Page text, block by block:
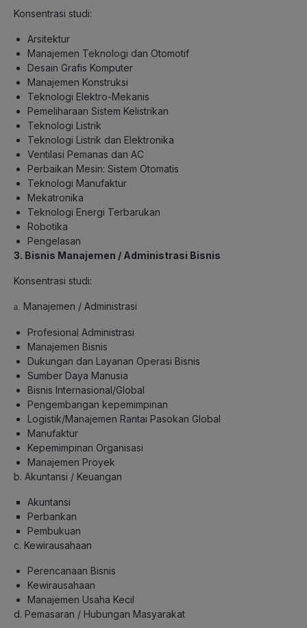
Konsentrasi studi:
Arsitektur
Manajemen Teknologi dan Otomotif
Desain Grafis Komputer
Manajemen Konstruksi
Teknologi Elektro-Mekanis
Pemeliharaan Sistem Kelistrikan
Teknologi Listrik
Teknologi Listrik dan Elektronika
Ventilasi Pemanas dan AC
Perbaikan Mesin: Sistem Otomatis
Teknologi Manufaktur
Mekatronika
Teknologi Energi Terbarukan
Robotika
Pengelasan
3. Bisnis Manajemen / Administrasi Bisnis
Konsentrasi studi:
a. Manajemen / Administrasi
Profesional Administrasi
Manajemen Bisnis
Dukungan dan Layanan Operasi Bisnis
Sumber Daya Manusia
Bisnis Internasional/Global
Pengembangan kepemimpinan
Logistik/Manajemen Rantai Pasokan Global
Manufaktur
Kepemimpinan Organisasi
Manajemen Proyek
b. Akuntansi / Keuangan
Akuntansi
Perbankan
Pembukuan
c. Kewirausahaan
Perencanaan Bisnis
Kewirausahaan
Manajemen Usaha Kecil
d. Pemasaran / Hubungan Masyarakat